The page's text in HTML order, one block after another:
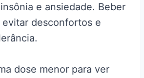
e ansiedade. Beber
evitar desconfortos e
dose menor para ver